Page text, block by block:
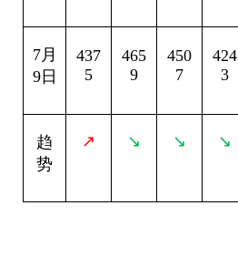
7月
9日
437
5
465
9
450
7
424
3
趋
势
↗ ↘ ↘ ↘